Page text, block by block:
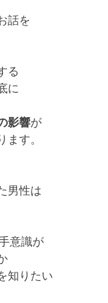
話を
る
に
影響が
ます。
男性は
意識が
知りたい